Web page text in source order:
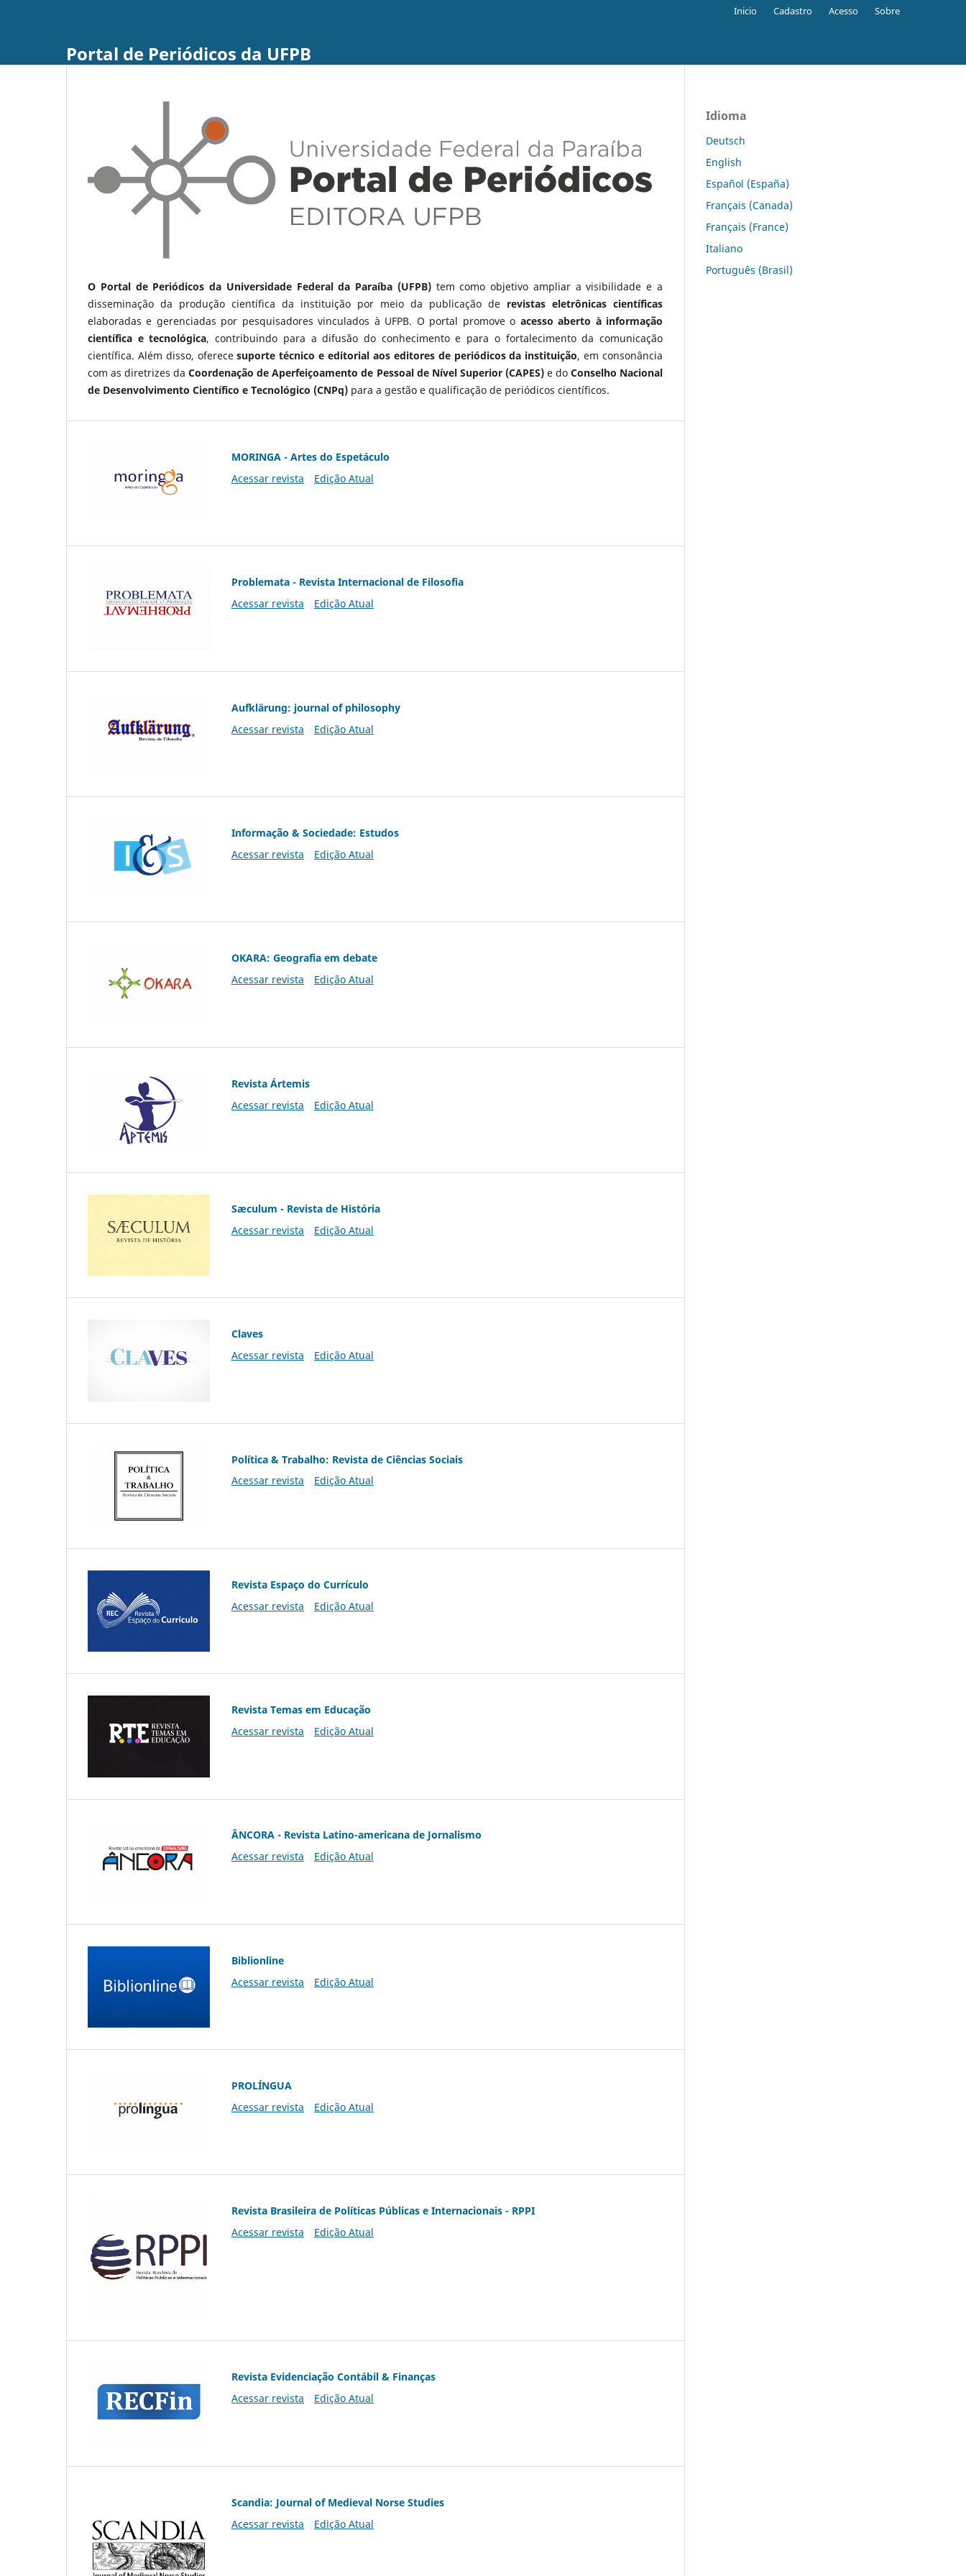
Portal de Periódicos da UFPB
Inicio Cadastro Acesso Sobre
O Portal de Periódicos da Universidade Federal da Paraíba (UFPB)tem como objetivo ampliar a visibilidade e a
disseminação da produção científica da instituição por meio da publicação de revistas eletrônicas científicas
elaboradas e gerenciadas por pesquisadores vinculados à UFPB. O portal promove o acesso aberto à informação
científica e tecnológica, contribuindo para a difusão do conhecimento e para o fortalecimento da comunicação
científica. Além disso, oferecesuporte técnico e editorial aos editores de periódicos da instituição, em consonância
com as diretrizes daCoordenação de Aperfeiçoamento de Pessoal de Nível Superior (CAPES)e do Conselho Nacional
de Desenvolvimento Científico e Tecnológico (CNPq) para a gestão e qualificação de periódicos científicos.
MORINGA - Artes do Espetáculo
Acessar revista
Edição Atual
Problemata - Revista Internacional de Filosofia
Acessar revista
Edição Atual
Aufklärung: journal of philosophy
Acessar revista
Edição Atual
Informação & Sociedade: Estudos
Acessar revista
Edição Atual
OKARA: Geografia em debate
Acessar revista
Edição Atual
Revista Ártemis
Acessar revista
Edição Atual
Sæculum - Revista de História
Acessar revista
Edição Atual
Claves
Acessar revista
Edição Atual
Política & Trabalho: Revista de Ciências Sociais
Acessar revista
Edição Atual
Revista Espaço do Currículo
Acessar revista
Edição Atual
Revista Temas em Educação
Acessar revista
Edição Atual
ÂNCORA - Revista Latino-americana de Jornalismo
Acessar revista
Edição Atual
Biblionline
Acessar revista
Edição Atual
PROLÍNGUA
Acessar revista
Edição Atual
Revista Brasileira de Políticas Públicas e Internacionais - RPPI
Acessar revista
Edição Atual
Revista Evidenciação Contábil & Finanças
Acessar revista
Edição Atual
Scandia: Journal of Medieval Norse Studies
Acessar revista
Edição Atual
Idioma
Deutsch
English
Español (España)
Français (Canada)
Français (France)
Italiano
Português (Brasil)